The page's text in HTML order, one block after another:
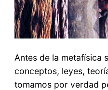
Antes de la metafísica
conceptos, leyes,
tomamos por verdad